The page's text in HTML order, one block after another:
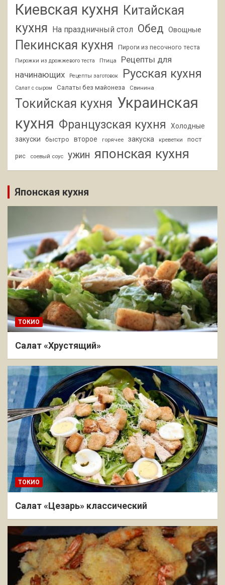
Киевская кухня Китайская
кухня На праздничный стол Обед Овощные
Пекинская кухня Пироги из песочного теста
Пирожки из дрожжевого теста Птица
Рецепты для
начинающих
Рецепты заготовок Русская кухня
Салат с сыром Салаты без майонеза Свинина
Токийская кухня Украинская
кухня Французская кухня
Холодные
закуски
быстро второе горячее закуска креветки пост
рис соевый соус ужин японская кухня
Японская кухня
ТОКИО
Салат «Хрустящий»
ТОКИО
Салат «Цезарь» классический